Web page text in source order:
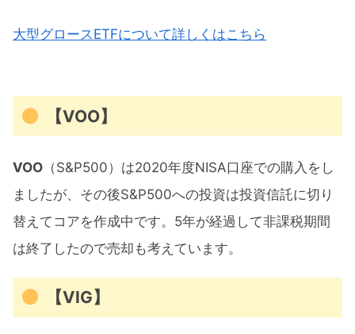
大型グロースETFについて詳しくはこちら
【VOO】
VOO （S&P500）は2020年度NISA口座での購入をし
ましたが、その後S&P500への投資は投資信託に切り
替えてコアを作成中です。5年が経過して非課税期間
は終了したので売却も考えています。
【VIG】